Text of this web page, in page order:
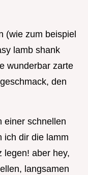
(wie zum beispiel
lamb shank
wunderbar zarte
den
einer schnellen
ich dir die lamm
legen! aber hey,
langsamen